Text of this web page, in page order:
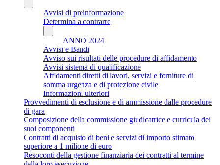
Avvisi di preinformazione
Determina a contrarre
ANNO 2024
Avvisi e Bandi
Avviso sui risultati delle procedure di affidamento
Avvisi sistema di qualificazione
Affidamenti diretti di lavori, servizi e forniture di
somma urgenza e di protezione civile
Informazioni ulteriori
Provvedimenti di esclusione e di ammissione dalle procedure
di gara
Composizione della commissione giudicatrice e curricula dei
suoi componenti
Contratti di acquisto di beni e servizi di importo stimato
superiore a 1 milione di euro
Resoconti della gestione finanziaria dei contratti al termine